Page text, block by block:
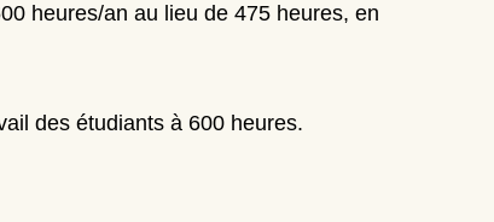
heures/an au lieu de 475 heures, en
des étudiants à 600 heures.